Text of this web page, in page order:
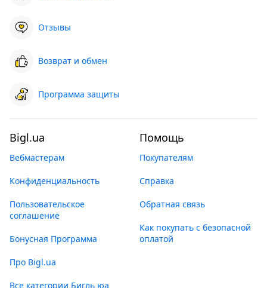
Отзывы
Возврат и обмен
Программа защиты
Bigl.ua
Вебмастерам
Конфиденциальность
Пользовательское
соглашение
Бонусная Программа
Про Bigl.ua
Все категории Бигль юа
Помощь
Покупателям
Справка
Обратная связь
Как покупать с безопасной
оплатой